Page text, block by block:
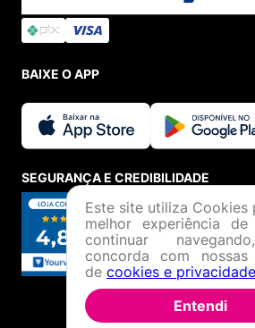
BAIXE O APP
SEGURANÇA E CREDIBILIDADE
Este site utiliza Cookies
melhor experiência
continuar
concorda com nossas
de cookies e privacidade
Entendi